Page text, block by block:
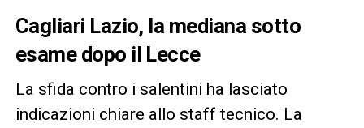
Cagliari Lazio, la mediana sotto
esame dopo il Lecce
La sfida contro i salentini ha lasciato
indicazioni chiare allo staff tecnico. La